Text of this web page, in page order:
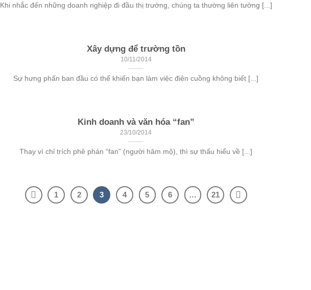
Khi nhắc đến những doanh nghiệp đi đầu thị trường, chúng ta thường liên tưởng [...]
Xây dựng để trường tồn
10/11/2014
Sự hưng phấn ban đầu có thể khiến bạn làm việc điên cuồng không biết [...]
Kinh doanh và văn hóa “fan”
23/10/2014
Thay vì chỉ trích phê phán “fan” (người hâm mộ), thì sự thấu hiểu về [...]
1 2 3 4 5 6 … 21